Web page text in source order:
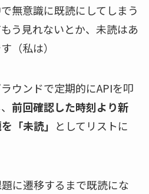
無意識に既読にしてしまう
う見れないとか、未読はあ
（私は）
ウンドで定期的にAPIを叩
前回確認した時刻より新
「未読」 としてリストに
に遷移するまで既読にな